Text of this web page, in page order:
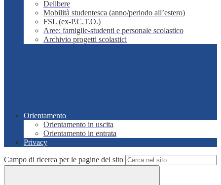
Delibere
Mobilità studentesca (anno/periodo all’estero)
FSL (ex-P.C.T.O.)
Aree: famiglie-studenti e personale scolastico
Archivio progetti scolastici
Orientamento
Orientamento in uscita
Orientamento in entrata
Privacy
Campo di ricerca per le pagine del sito